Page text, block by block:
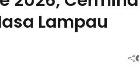
Lampau
Facebook